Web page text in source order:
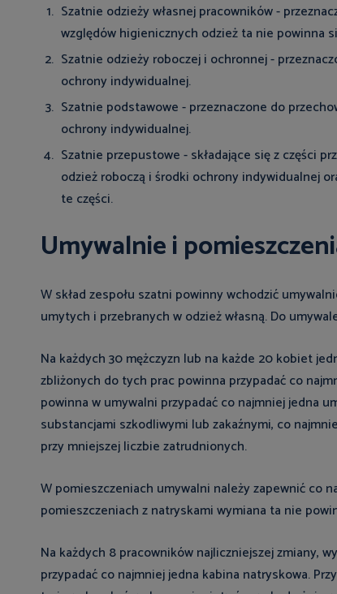
Szatnie odzieży własnej pracowników -
względów higienicznych odzież ta nie powinna
Szatnie odzieży roboczej i ochronnej -
ochrony indywidualnej.
Szatnie podstawowe - przeznaczone do
ochrony indywidualnej.
Szatnie przepustowe - składające się z części
odzież roboczą i środki ochrony indywidualnej
te części.
Umywalnie i
W skład zespołu szatni powinny wchodzić
umytych i przebranych w odzież własną. Do
Na każdych 30 mężczyzn lub na każde 20 kobiet
zbliżonych do tych prac powinna przypadać co
powinna w umywalni przypadać co najmniej jedna
substancjami szkodliwymi lub zakaźnymi, co
przy mniejszej liczbie zatrudnionych.
W pomieszczeniach umywalni należy zapewnić co
pomieszczeniach z natryskami wymiana ta nie
Na każdych 8 pracowników najliczniejszej zmiany,
przypadać co najmniej jedna kabina natryskowa.